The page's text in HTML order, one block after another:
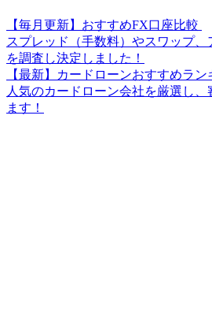
【毎月更新】おすすめFX口座比較
スプレッド（手数料）やスワップ、
を調査し決定しました！
【最新】カードローンおすすめラン
人気のカードローン会社を厳選し
ます！